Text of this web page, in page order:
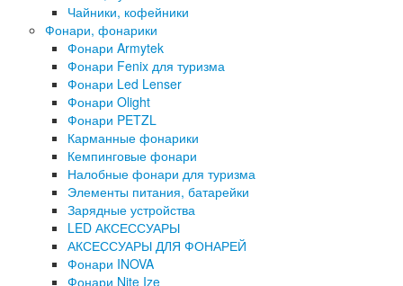
Чайники, кофейники
Фонари, фонарики
Фонари Armytek
Фонари Fenix для туризма
Фонари Led Lenser
Фонари Olight
Фонари PETZL
Карманные фонарики
Кемпинговые фонари
Налобные фонари для туризма
Элементы питания, батарейки
Зарядные устройства
LED АКСЕССУАРЫ
АКСЕССУАРЫ ДЛЯ ФОНАРЕЙ
Фонари INOVA
Фонари Nite Ize